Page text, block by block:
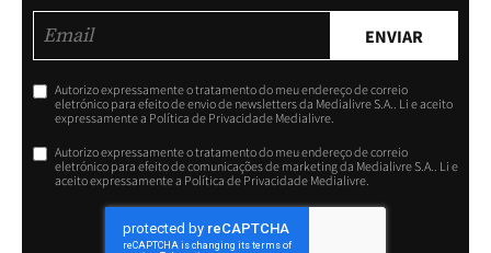
ENVIAR
Autorizo expressamente o tratamento do meu endereço de correio
eletrónico para efeito de envio de newsletters da Medialivre S.A.. Li e aceito
expressamente a Política de Privacidade Medialivre.
Autorizo expressamente o tratamento do meu endereço de correio
eletrónico para efeito de comunicações de marketing da Medialivre S.A.. Li e
aceito expressamente a Política de Privacidade Medialivre.